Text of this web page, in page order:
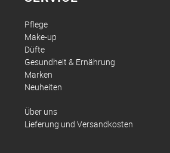
Pflege
Make-up
Düfte
Gesundheit & Ernährung
Marken
Neuheiten
Über uns
Lieferung und Versandkosten